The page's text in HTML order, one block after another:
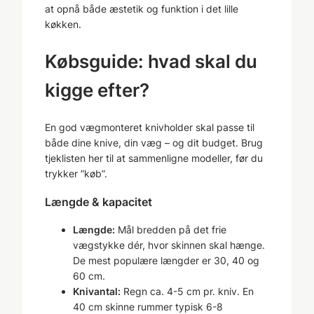
at opnå både æstetik og funktion i det lille
køkken.
Købsguide: hvad skal du
kigge efter?
En god vægmonteret knivholder skal passe til
både dine knive, din væg – og dit budget. Brug
tjeklisten her til at sammenligne modeller, før du
trykker ”køb”.
Længde & kapacitet
Længde: Mål bredden på det frie
vægstykke dér, hvor skinnen skal hænge.
De mest populære længder er 30, 40 og
60 cm.
Knivantal: Regn ca. 4-5 cm pr. kniv. En
40 cm skinne rummer typisk 6-8